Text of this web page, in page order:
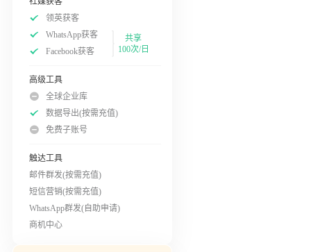
领英获客
WhatsApp获客
Facebook获客
共享
100次/日
高级工具
全球企业库
数据导出(按需充值)
免费子账号
触达工具
邮件群发(按需充值)
短信营销(按需充值)
WhatsApp群发(自助申请)
商机中心